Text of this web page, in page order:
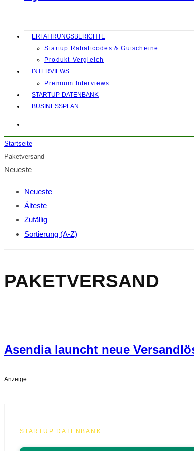
ERFAHRUNGSBERICHTE
Startup Rabattcodes & Gutscheine
Produkt-Vergleich
INTERVIEWS
Premium Interviews
STARTUP-DATENBANK
BUSINESSPLAN
Startseite
Paketversand
Neueste
Neueste
Älteste
Zufällig
Sortierung (A-Z)
PAKETVERSAND
Asendia launcht neue
Anzeige
STARTUP DATENBANK